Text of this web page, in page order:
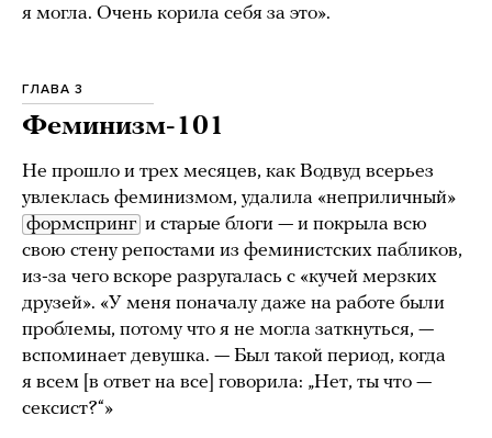
я могла. Очень корила себя за это».
ГЛАВА 3
Феминизм-101
Не прошло и трех месяцев, как Водвуд всерьез
увлеклась феминизмом, удалила «неприличный»
формспринг и старые блоги — и покрыла всю
свою стену репостами из феминистских пабликов,
из-за чего вскоре разругалась с «кучей мерзких
друзей». «У меня поначалу даже на работе были
проблемы, потому что я не могла заткнуться, —
вспоминает девушка. — Был такой период, когда
я всем [в ответ на все] говорила: „Нет, ты что —
сексист?“»